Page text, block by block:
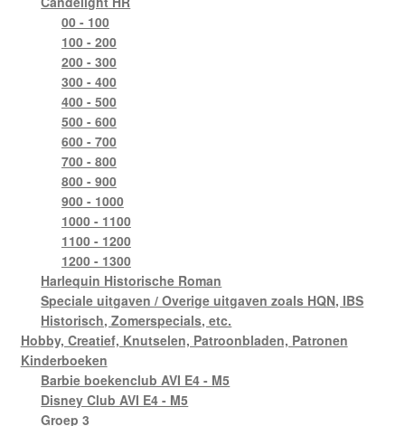
00 - 100
100 - 200
200 - 300
300 - 400
400 - 500
500 - 600
600 - 700
700 - 800
800 - 900
900 - 1000
1000 - 1100
1100 - 1200
1200 - 1300
Harlequin Historische Roman
Speciale uitgaven / Overige uitgaven zoals HQN, IBS
Historisch, Zomerspecials, etc.
Hobby, Creatief, Knutselen, Patroonbladen, Patronen
Kinderboeken
Barbie boekenclub AVI E4 - M5
Disney Club AVI E4 - M5
Groep 3